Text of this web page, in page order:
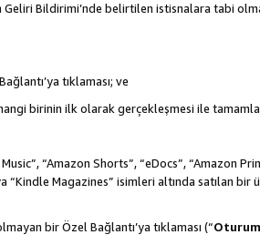
Bildirimi’nde belirtilen istisnalara tabi
tıklaması; ve
birinin ilk olarak gerçekleşmesi ile
“Amazon Shorts”, “eDocs”, “Amazon
Magazines” isimleri altında satılan bir
bir Özel Bağlantı’ya tıklaması (“Oturum